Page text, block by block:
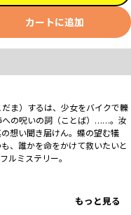
カートに追加
だま）するは、少女をバイクで轢
への呪いの詞（ことば）……。汝
想い聞き届けん。――蝶の望む犠
も、誰かを命をかけて救いたいと
ルミステリー。
もっと見る